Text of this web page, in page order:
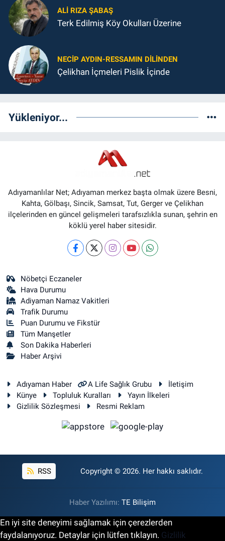
ALI RIZA ŞABAŞ
Terk Edilmiş Köy Okulları Üzerine
NECIP AYDIN-RESSAMIN DILINDEN
Çelikhan İçmeleri Pislik İçinde
Yükleniyor...
Adıyamanlılar Net; Adıyaman merkez başta olmak üzere Besni,
Kahta, Gölbaşı, Sincik, Samsat, Tut, Gerger ve Çelikhan
ilçelerinden en güncel gelişmeleri tarafsızlıkla sunan, şehrin en
köklü yerel haber sitesidir.
Nöbetçi Eczaneler
Hava Durumu
Adiyaman Namaz Vakitleri
Trafik Durumu
Puan Durumu ve Fikstür
Tüm Manşetler
Son Dakika Haberleri
Haber Arşivi
Adıyaman Haber A Life Sağlık Grubu
İletişim
Künye
Topluluk Kuralları
Yayın İlkeleri
Gizlilik Sözleşmesi
Resmi Reklam
RSS Copyright © 2026. Her hakkı saklıdır.
Haber Yazılımı: TE Bilişim
En iyi site deneyimi sağlamak için çerezlerden
faydalanıyoruz. Detaylar için lütfen tıklayın. Gizlilik